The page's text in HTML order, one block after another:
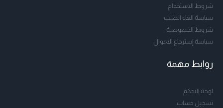
شروط الاستخدام
سياسة الغاء الطلب
شروط الخصوصية
سياسة إسترجاع الاموال
روابط مهمة
لوحة التحكم
تسجيل حساب